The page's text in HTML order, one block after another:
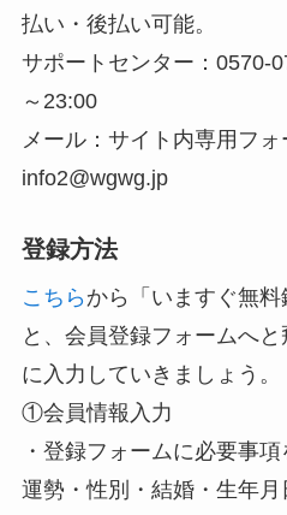
払い・後払い可能。
サポートセンター：
～23:00
メール：サイト内専用フ
info2@wgwg.jp
登録方法
こちら から「いますぐ無
と、会員登録フォームへ
に入力していきましょう。
①会員情報入力
・登録フォームに必要事
運勢・性別・結婚・生年月